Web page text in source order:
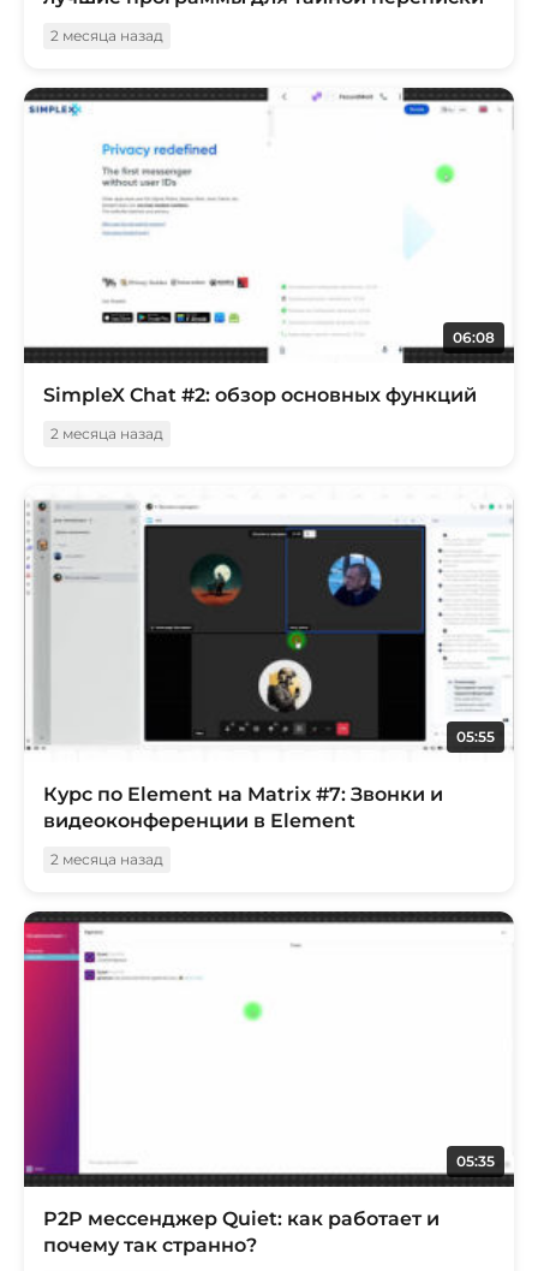
2 месяца назад
06:08
SimpleX Chat #2: обзор основных функций
2 месяца назад
05:55
Курс по Element на Matrix #7: Звонки и
видеоконференции в Element
2 месяца назад
05:35
P2P мессенджер Quiet: как работает и
почему так странно?